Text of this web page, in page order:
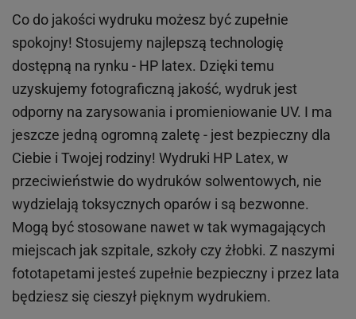
Co do jakości wydruku możesz być zupełnie
spokojny! Stosujemy najlepszą technologię
dostępną na rynku - HP latex. Dzięki temu
uzyskujemy fotograficzną jakość, wydruk jest
odporny na zarysowania i promieniowanie UV. I ma
jeszcze jedną ogromną zaletę - jest bezpieczny dla
Ciebie i Twojej rodziny! Wydruki HP Latex, w
przeciwieństwie do wydruków solwentowych, nie
wydzielają toksycznych oparów i są bezwonne.
Mogą być stosowane nawet w tak wymagających
miejscach jak szpitale, szkoły czy żłobki. Z naszymi
fototapetami jesteś zupełnie bezpieczny i przez lata
będziesz się cieszył pięknym wydrukiem.